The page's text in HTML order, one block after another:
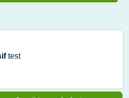
test